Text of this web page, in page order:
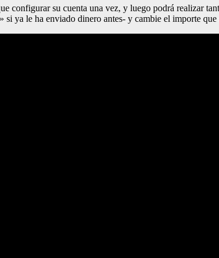
configurar su cuenta una vez, y luego podrá realizar
si ya le ha enviado dinero antes- y cambie el importe que